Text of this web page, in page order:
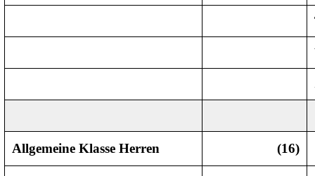
Allgemeine Klasse Herren (16)